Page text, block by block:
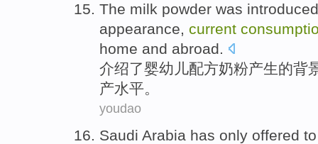
The milk powder was introduced
appearance, current
home and abroad.
介绍了婴幼儿配方奶粉产生的背
产水平。
youdao
Saudi Arabia has only offered